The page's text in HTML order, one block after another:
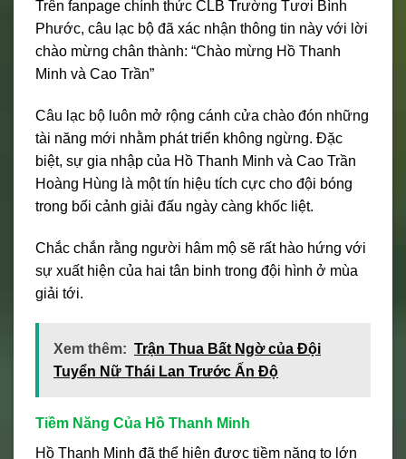
Trên fanpage chính thức CLB Trường Tươi Bình
Phước, câu lạc bộ đã xác nhận thông tin này với lời
chào mừng chân thành: “Chào mừng Hồ Thanh
Minh và Cao Trần”
Câu lạc bộ luôn mở rộng cánh cửa chào đón những
tài năng mới nhằm phát triển không ngừng. Đặc
biệt, sự gia nhập của Hồ Thanh Minh và Cao Trần
Hoàng Hùng là một tín hiệu tích cực cho đội bóng
trong bối cảnh giải đấu ngày càng khốc liệt.
Chắc chắn rằng người hâm mộ sẽ rất hào hứng với
sự xuất hiện của hai tân binh trong đội hình ở mùa
giải tới.
Xem thêm: Trận Thua Bất Ngờ của Đội
Tuyển Nữ Thái Lan Trước Ấn Độ
Tiềm Năng Của Hồ Thanh Minh
Hồ Thanh Minh đã thể hiện được tiềm năng to lớn